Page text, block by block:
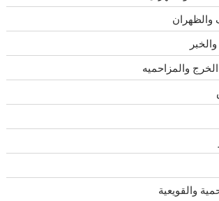
والظهران
والمزاحميه
والقويعية